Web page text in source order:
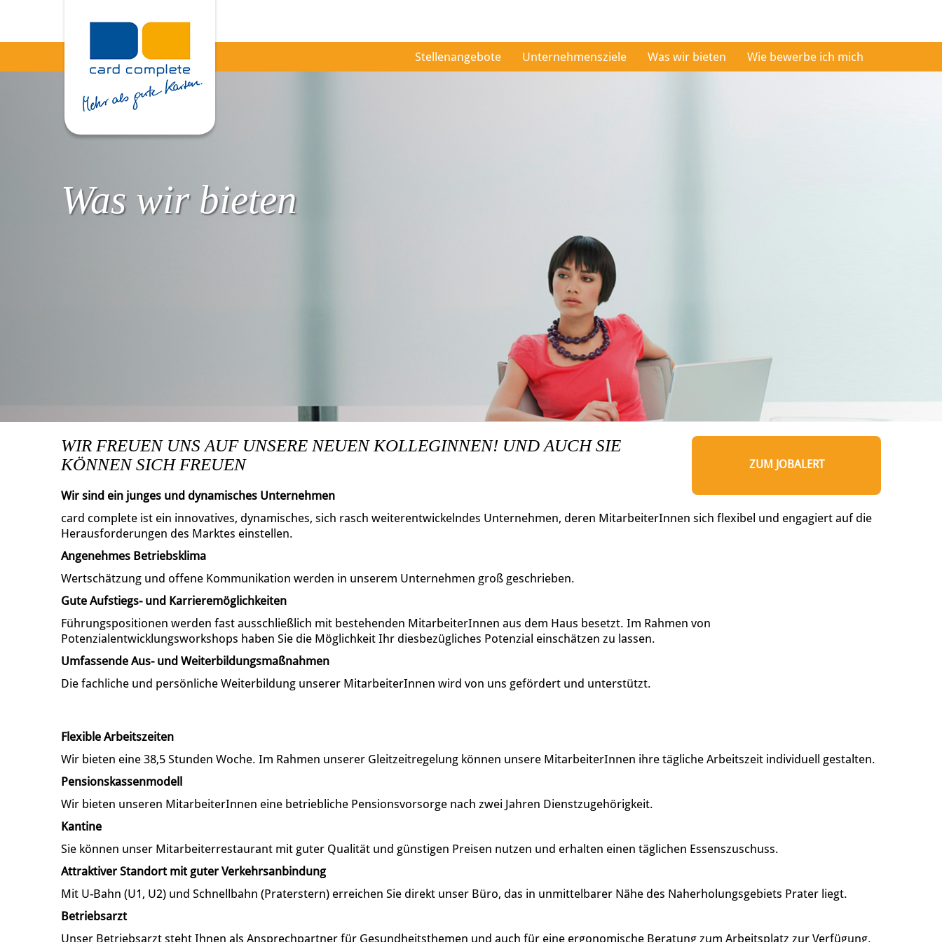
Stellenangebote Unternehmensziele Was wir bieten Wie bewerbe ich mich
Was wir bieten
ZUM JOBALERT
WIR FREUEN UNS AUF UNSERE NEUEN KOLLEGINNEN! UND AUCH SIE
KÖNNEN SICH FREUEN
Wir sind ein junges und dynamisches Unternehmen
card complete ist ein innovatives, dynamisches, sich rasch weiterentwickelndes Unternehmen, deren MitarbeiterInnen sich flexibel und engagiert auf die
Herausforderungen des Marktes einstellen.
Angenehmes Betriebsklima
Wertschätzung und offene Kommunikation werden in unserem Unternehmen groß geschrieben.
Gute Aufstiegs- und Karrieremöglichkeiten
Führungspositionen werden fast ausschließlich mit bestehenden MitarbeiterInnen aus dem Haus besetzt. Im Rahmen von
Potenzialentwicklungsworkshops haben Sie die Möglichkeit Ihr diesbezügliches Potenzial einschätzen zu lassen.
Umfassende Aus- und Weiterbildungsmaßnahmen
Die fachliche und persönliche Weiterbildung unserer MitarbeiterInnen wird von uns gefördert und unterstützt.
Flexible Arbeitszeiten
Wir bieten eine 38,5 Stunden Woche. Im Rahmen unserer Gleitzeitregelung können unsere MitarbeiterInnen ihre tägliche Arbeitszeit individuell gestalten.
Pensionskassenmodell
Wir bieten unseren MitarbeiterInnen eine betriebliche Pensionsvorsorge nach zwei Jahren Dienstzugehörigkeit.
Kantine
Sie können unser Mitarbeiterrestaurant mit guter Qualität und günstigen Preisen nutzen und erhalten einen täglichen Essenszuschuss.
Attraktiver Standort mit guter Verkehrsanbindung
Mit U-Bahn (U1, U2) und Schnellbahn (Praterstern) erreichen Sie direkt unser Büro, das in unmittelbarer Nähe des Naherholungsgebiets Prater liegt.
Betriebsarzt
Unser Betriebsarzt steht Ihnen als Ansprechpartner für Gesundheitsthemen und auch für eine ergonomische Beratung zum Arbeitsplatz zur Verfügung.